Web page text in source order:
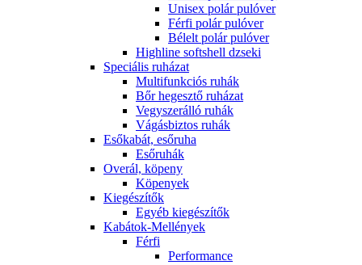
Unisex polár pulóver
Férfi polár pulóver
Bélelt polár pulóver
Highline softshell dzseki
Speciális ruházat
Multifunkciós ruhák
Bőr hegesztő ruházat
Vegyszerálló ruhák
Vágásbiztos ruhák
Esőkabát, esőruha
Esőruhák
Overál, köpeny
Köpenyek
Kiegészítők
Egyéb kiegészítők
Kabátok-Mellények
Férfi
Performance